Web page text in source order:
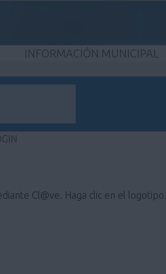
INFORMACIÓN MUNICIPAL
Cl@ve. Haga clic en el logotipo.